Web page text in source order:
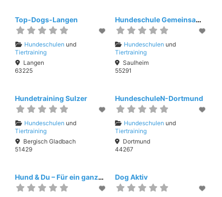
Top-Dogs-Langen
Hundeschulen und
Tiertraining
Langen
63225
Hundeschule Gemeinsam Voran
Hundeschulen und
Tiertraining
Saulheim
55291
Hundetraining Sulzer
Hundeschulen und
Tiertraining
Bergisch Gladbach
51429
HundeschuleN-Dortmund
Hundeschulen und
Tiertraining
Dortmund
44267
Hund & Du – Für ein ganzes Hundeleben (Ladengeschäft) Dog Aktiv